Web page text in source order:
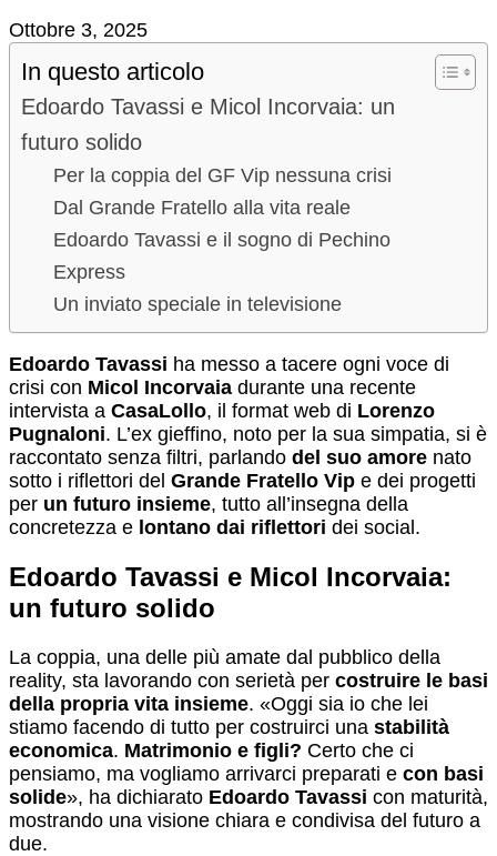
Ottobre 3, 2025
In questo articolo
Edoardo Tavassi e Micol Incorvaia: un
futuro solido
Per la coppia del GF Vip nessuna crisi
Dal Grande Fratello alla vita reale
Edoardo Tavassi e il sogno di Pechino
Express
Un inviato speciale in televisione
Edoardo Tavassi ha messo a tacere ogni voce di
crisi con Micol Incorvaia durante una recente
intervista a CasaLollo, il format web di Lorenzo
Pugnaloni. L’ex gieffino, noto per la sua simpatia, si è
raccontato senza filtri, parlando del suo amore nato
sotto i riflettori del Grande Fratello Vip e dei progetti
per un futuro insieme, tutto all’insegna della
concretezza e lontano dai riflettori dei social.
Edoardo Tavassi e Micol Incorvaia:
un futuro solido
La coppia, una delle più amate dal pubblico della
reality, sta lavorando con serietà per costruire le basi
della propria vita insieme. «Oggi sia io che lei
stiamo facendo di tutto per costruirci una stabilità
economica. Matrimonio e figli? Certo che ci
pensiamo, ma vogliamo arrivarci preparati e con basi
solide», ha dichiarato Edoardo Tavassi con maturità,
mostrando una visione chiara e condivisa del futuro a
due.